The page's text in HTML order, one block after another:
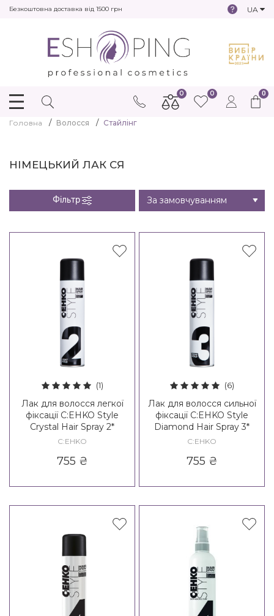
Безкоштовна доставка від 1500 грн UA
0
0 0
Головна Волосся Стайлінг
НІМЕЦЬКИЙ ЛАК СЯ
Фільтр
(1)
Лак для волосся легкої
фіксації C:EHKO Style
Crystal Hair Spray 2*
C:EHKO
755 ₴
(6)
Лак для волосся сильної
фіксації C:EHKO Style
Diamond Hair Spray 3*
C:EHKO
755 ₴